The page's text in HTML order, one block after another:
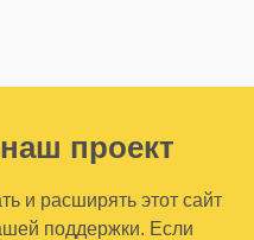
проект
и расширять этот сайт
поддержки. Если